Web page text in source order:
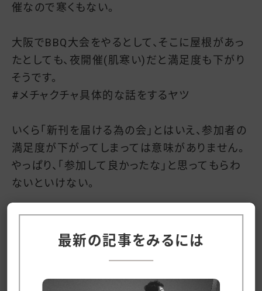
催なので寒くもない。
大阪でBBQ大会をやるとして、そこに屋根があっ
たとしても、夜開催(肌寒い)だと満足度も下がり
そうです。
#メチャクチャ具体的な話をするヤツ
いくら「新刊を届ける為の会」とはいえ、参加者の
満足度が下がってしまっては意味がありません。
やっぱり、「参加して良かったな」と思ってもらわ
ないといけない。
加えて、せっかく制作活動を止めて(アトリエから
飛び出して)稼働するのだから、「飲み会をやりま
この稼働が次に繋がると、尚イイ！
最新の記事をみるには